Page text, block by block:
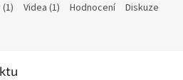
Videa (1) Hodnocení Diskuze